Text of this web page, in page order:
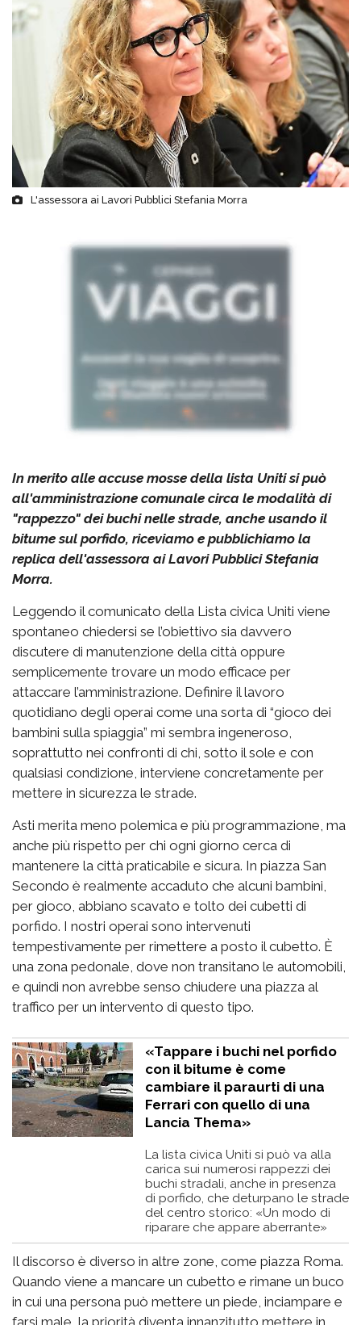
L'assessora ai Lavori Pubblici Stefania Morra
In merito alle accuse mosse della lista Uniti si può
all'amministrazione comunale circa le modalità di
"rappezzo" dei buchi nelle strade, anche usando il
bitume sul porfido, riceviamo e pubblichiamo la
replica dell'assessora ai Lavori Pubblici Stefania
Morra.
Leggendo il comunicato della Lista civica Uniti viene
spontaneo chiedersi se l’obiettivo sia davvero
discutere di manutenzione della città oppure
semplicemente trovare un modo efficace per
attaccare l’amministrazione. Definire il lavoro
quotidiano degli operai come una sorta di “gioco dei
bambini sulla spiaggia” mi sembra ingeneroso,
soprattutto nei confronti di chi, sotto il sole e con
qualsiasi condizione, interviene concretamente per
mettere in sicurezza le strade.
Asti merita meno polemica e più programmazione, ma
anche più rispetto per chi ogni giorno cerca di
mantenere la città praticabile e sicura. In piazza San
Secondo è realmente accaduto che alcuni bambini,
per gioco, abbiano scavato e tolto dei cubetti di
porfido. I nostri operai sono intervenuti
tempestivamente per rimettere a posto il cubetto. È
una zona pedonale, dove non transitano le automobili,
e quindi non avrebbe senso chiudere una piazza al
traffico per un intervento di questo tipo.
«Tappare i buchi nel porfido
con il bitume è come
cambiare il paraurti di una
Ferrari con quello di una
Lancia Thema»
La lista civica Uniti si può va alla
carica sui numerosi rappezzi dei
buchi stradali, anche in presenza
di porfido, che deturpano le strade
del centro storico: «Un modo di
riparare che appare aberrante»
Il discorso è diverso in altre zone, come piazza Roma.
Quando viene a mancare un cubetto e rimane un buco
in cui una persona può mettere un piede, inciampare e